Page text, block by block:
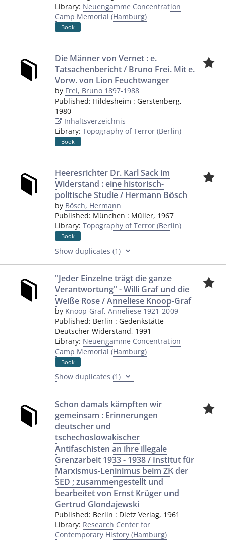
Library: Neuengamme Concentration
Camp Memorial (Hamburg)
Book
Die Männer von Vernet : e.
Tatsachenbericht / Bruno Frei. Mit e.
Vorw. von Lion Feuchtwanger
by Frei, Bruno 1897-1988
Published: Hildesheim : Gerstenberg,
1980
Inhaltsverzeichnis
Library: Topography of Terror (Berlin)
Book
Heeresrichter Dr. Karl Sack im
Widerstand : eine historisch-
politische Studie / Hermann Bösch
by Bösch, Hermann
Published: München : Müller, 1967
Library: Topography of Terror (Berlin)
Book
Show duplicates (1)
"Jeder Einzelne trägt die ganze
Verantwortung" - Willi Graf und die
Weiße Rose / Anneliese Knoop-Graf
by Knoop-Graf, Anneliese 1921-2009
Published: Berlin : Gedenkstätte
Deutscher Widerstand, 1991
Library: Neuengamme Concentration
Camp Memorial (Hamburg)
Book
Show duplicates (1)
Schon damals kämpften wir
gemeinsam : Erinnerungen
deutscher und
tschechoslowakischer
Antifaschisten an ihre illegale
Grenzarbeit 1933 - 1938 / Institut für
Marxismus-Leninimus beim ZK der
SED ; zusammengestellt und
bearbeitet von Ernst Krüger und
Gertrud Glondajewski
Published: Berlin : Dietz Verlag, 1961
Library: Research Center for
Contemporary History (Hamburg)